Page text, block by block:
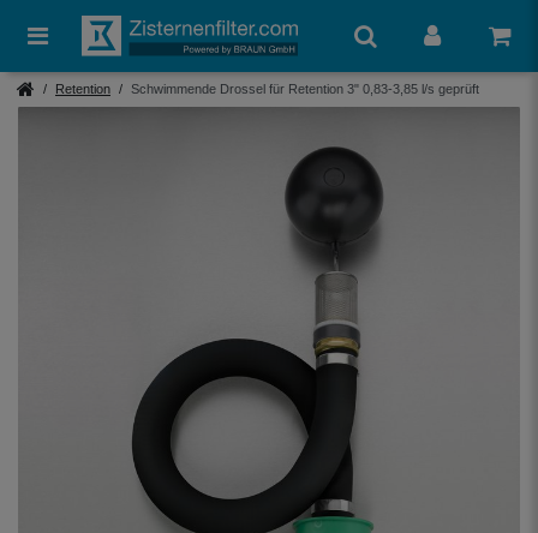
Retention Schwimmende Drossel für Retention 3" 0,83-3,85 l/s geprüft